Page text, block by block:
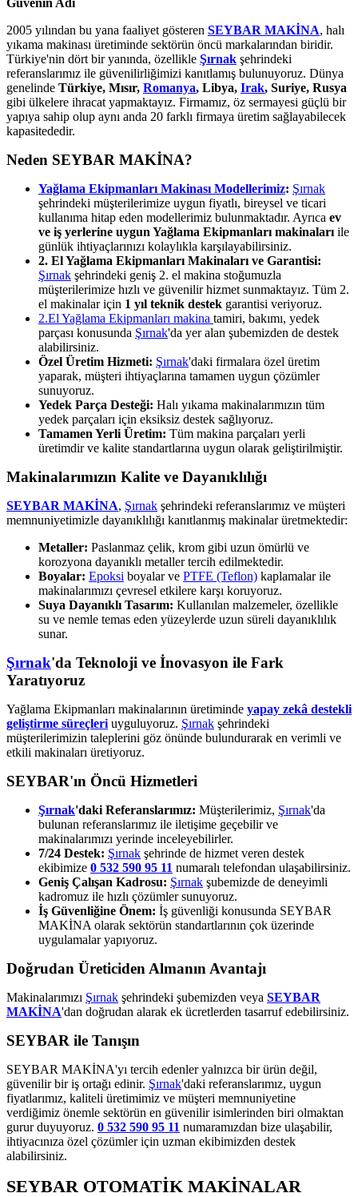
2005 yılından bu yana faaliyet gösteren SEYBAR MAKİNA, halı
yıkama makinası üretiminde sektörün öncü markalarından biridir.
Türkiye'nin dört bir yanında, özellikle Şırnak şehrindeki
referanslarımız ile güvenilirliğimizi kanıtlamış bulunuyoruz. Dünya
genelinde Türkiye, Mısır, Romanya, Libya, Irak, Suriye, Rusya
gibi ülkelere ihracat yapmaktayız. Firmamız, öz sermayesi güçlü bir
yapıya sahip olup aynı anda 20 farklı firmaya üretim sağlayabilecek
kapasitededir.
Neden SEYBAR MAKİNA?
Yağlama Ekipmanları Makinası Modellerimiz: Şırnak
şehrindeki müşterilerimize uygun fiyatlı, bireysel ve ticari
kullanıma hitap eden modellerimiz bulunmaktadır. Ayrıca ev
ve iş yerlerine uygun Yağlama Ekipmanları makinaları ile
günlük ihtiyaçlarınızı kolaylıkla karşılayabilirsiniz.
2. El Yağlama Ekipmanları Makinaları ve Garantisi:
Şırnak şehrindeki geniş 2. el makina stoğumuzla
müşterilerimize hızlı ve güvenilir hizmet sunmaktayız. Tüm 2.
el makinalar için 1 yıl teknik destek garantisi veriyoruz.
2.El Yağlama Ekipmanları makina tamiri, bakımı, yedek
parçası konusunda Şırnak'da yer alan şubemizden de destek
alabilirsiniz.
Özel Üretim Hizmeti: Şırnak'daki firmalara özel üretim
yaparak, müşteri ihtiyaçlarına tamamen uygun çözümler
sunuyoruz.
Yedek Parça Desteği: Halı yıkama makinalarımızın tüm
yedek parçaları için eksiksiz destek sağlıyoruz.
Tamamen Yerli Üretim: Tüm makina parçaları yerli
üretimdir ve kalite standartlarına uygun olarak geliştirilmiştir.
Makinalarımızın Kalite ve Dayanıklılığı
SEYBAR MAKİNA, Şırnak şehrindeki referanslarımız ve müşteri
memnuniyetimizle dayanıklılığı kanıtlanmış makinalar üretmektedir:
Metaller: Paslanmaz çelik, krom gibi uzun ömürlü ve
korozyona dayanıklı metaller tercih edilmektedir.
Boyalar: Epoksi boyalar ve PTFE (Teflon) kaplamalar ile
makinalarımızı çevresel etkilere karşı koruyoruz.
Suya Dayanıklı Tasarım: Kullanılan malzemeler, özellikle
su ve nemle temas eden yüzeylerde uzun süreli dayanıklılık
sunar.
Şırnak'da Teknoloji ve İnovasyon ile Fark
Yaratıyoruz
Yağlama Ekipmanları makinalarının üretiminde yapay zekâ destekli
geliştirme süreçleri uyguluyoruz. Şırnak şehrindeki
müşterilerimizin taleplerini göz önünde bulundurarak en verimli ve
etkili makinaları üretiyoruz.
SEYBAR'ın Öncü Hizmetleri
Şırnak'daki Referanslarımız: Müşterilerimiz, Şırnak'da
bulunan referanslarımız ile iletişime geçebilir ve
makinalarımızı yerinde inceleyebilirler.
7/24 Destek: Şırnak şehrinde de hizmet veren destek
ekibimize 0 532 590 95 11 numaralı telefondan ulaşabilirsiniz.
Geniş Çalışan Kadrosu: Şırnak şubemizde de deneyimli
kadromuz ile hızlı çözümler sunuyoruz.
İş Güvenliğine Önem: İş güvenliği konusunda SEYBAR
MAKİNA olarak sektörün standartlarının çok üzerinde
uygulamalar yapıyoruz.
Doğrudan Üreticiden Almanın Avantajı
Makinalarımızı Şırnak şehrindeki şubemizden veya SEYBAR
MAKİNA'dan doğrudan alarak ek ücretlerden tasarruf edebilirsiniz.
SEYBAR ile Tanışın
SEYBAR MAKİNA'yı tercih edenler yalnızca bir ürün değil,
güvenilir bir iş ortağı edinir. Şırnak'daki referanslarımız, uygun
fiyatlarımız, kaliteli üretimimiz ve müşteri memnuniyetine
verdiğimiz önemle sektörün en güvenilir isimlerinden biri olmaktan
gurur duyuyoruz. 0 532 590 95 11 numaramızdan bize ulaşabilir,
ihtiyacınıza özel çözümler için uzman ekibimizden destek
alabilirsiniz.
SEYBAR OTOMATİK MAKİNALAR